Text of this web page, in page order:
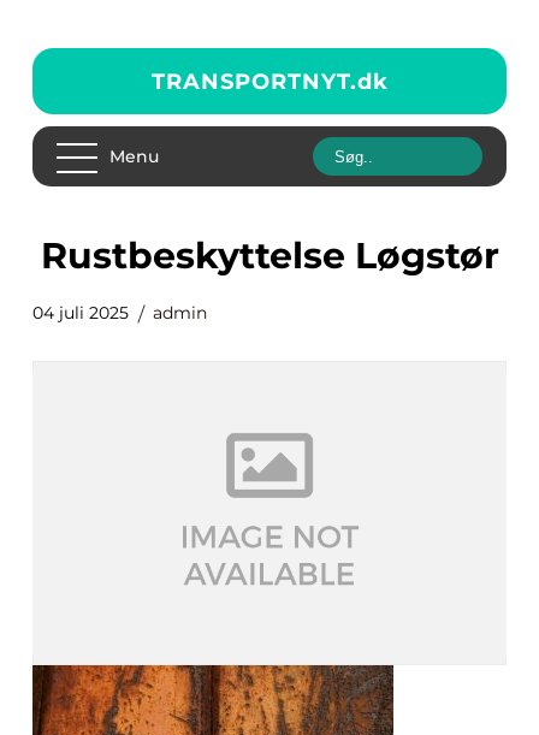
TRANSPORTNYT.dk
Menu
Rustbeskyttelse Løgstør
04 juli 2025 admin